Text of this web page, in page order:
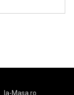
la-Masa.ro